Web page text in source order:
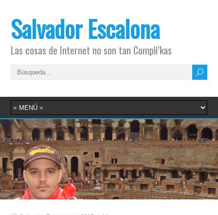
Salvador Escalona
Las cosas de Internet no son tan Compli’kas